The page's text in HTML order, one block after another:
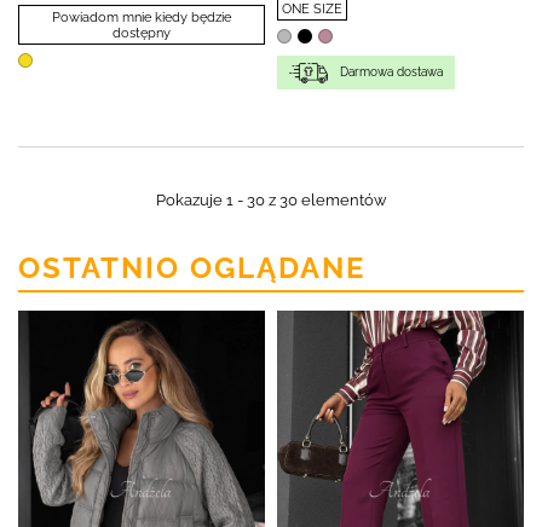
Powiadom mnie kiedy będzie
dostępny
ONE SIZE
Darmowa dostawa
Pokazuje 1 - 30 z 30 elementów
OSTATNIO OGLĄDANE